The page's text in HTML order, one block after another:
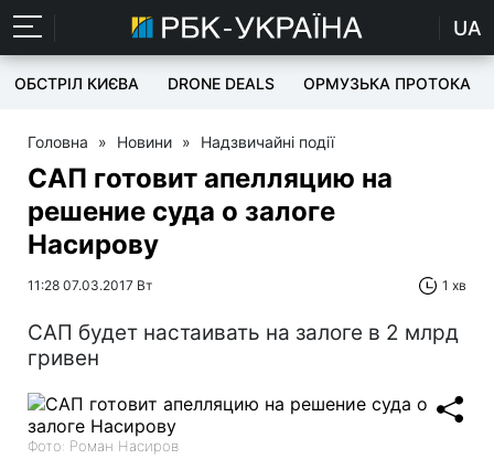
UA
ОБСТРІЛ КИЄВА DRONE DEALS ОРМУЗЬКА ПРОТОКА
Головна » Новини » Надзвичайні події
САП готовит апелляцию на
решение суда о залоге
Насирову
11:28 07.03.2017 Вт 1 хв
САП будет настаивать на залоге в 2 млрд
гривен
Фото: Роман Насиров